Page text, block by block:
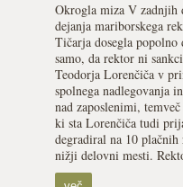
Okrogla miza V zadnjih
dejanja mariborskega
Tičarja dosegla popolno
samo, da rektor ni
Teodorja Lorenčiča v
spolnega nadlegovanja
nad zaposlenimi,
ki sta Lorenčiča tudi
degradiral na 10 plačnih
nižji delovni mesti.